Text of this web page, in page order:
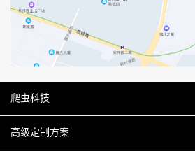
爬虫科技
爬虫案例
高级定制方案